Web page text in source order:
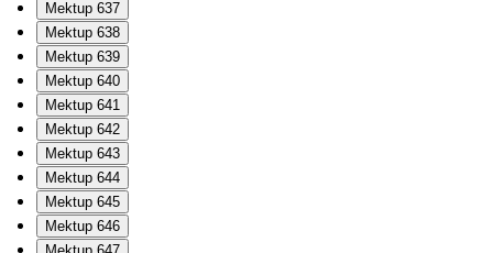
Mektup 637
Mektup 638
Mektup 639
Mektup 640
Mektup 641
Mektup 642
Mektup 643
Mektup 644
Mektup 645
Mektup 646